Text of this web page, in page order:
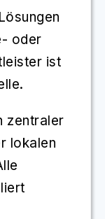
oder
ist
zentraler
lokalen